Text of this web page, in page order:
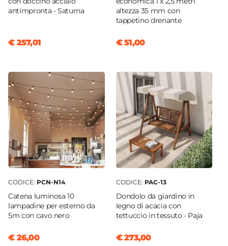
antimpronta - Saturna
€ 257,01
altezza 35 mm con
tappetino drenante
€ 51,00
CODICE: PCN-N14
Catena luminosa 10
lampadine per esterno da
5m con cavo nero
€ 26,00
CODICE: PAC-13
Dondolo da giardino in
legno di acacia con
tettuccio in tessuto - Paja
€ 273,00